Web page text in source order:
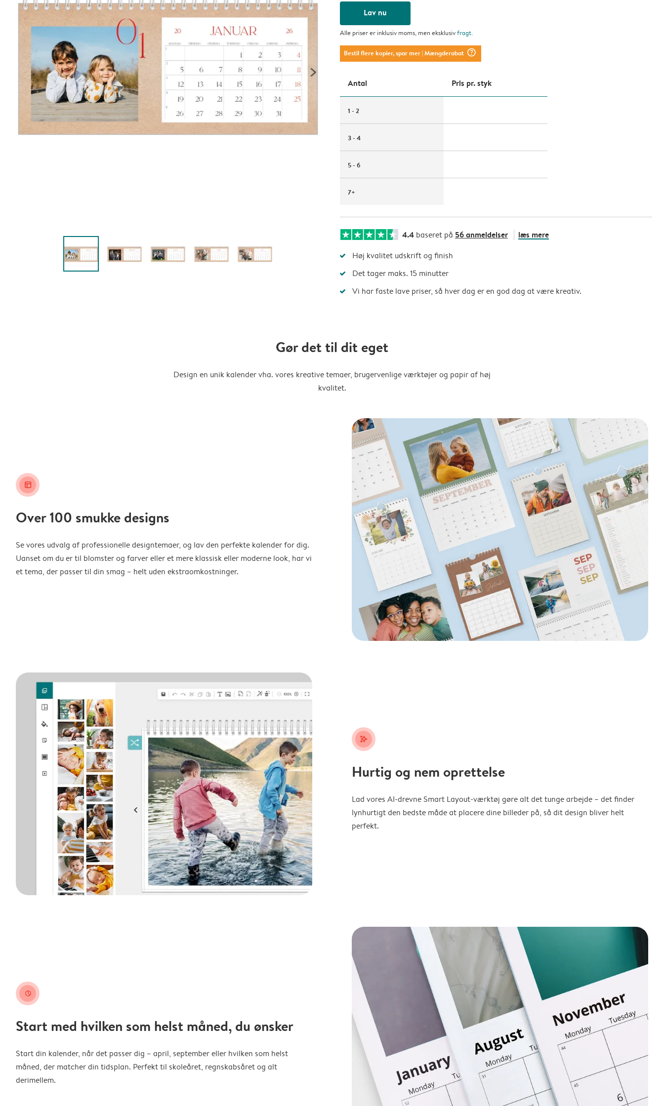
Lav nu
Alle priser er inklusiv moms, men eksklusivfragt.
Bestil flere kopier, spar mer| Mængderabat question_mark_circle
Antal Pris pr. styk
1 - 2
3 - 4
5 - 6
7+
4.4 baseret på 56 anmeldelser læs mere
Høj kvalitet udskrift og finish
Det tager maks. 15 minutter
Vi har faste lave priser, så hver dag er en god dag at være kreativ.
Gør det til dit eget
Design en unik kalender vha. vores kreative temaer, brugervenlige værktøjer og papir af høj
kvalitet.
layout_alt
Over 100 smukke designs
Se vores udvalg af professionelle designtemaer, og lav den perfekte kalender for dig.
Uanset om du er til blomster og farver eller et mere klassisk eller moderne look, har vi
et tema, der passer til din smag – helt uden ekstraomkostninger.
stars_plus
Hurtig og nem oprettelse
Lad vores AI-drevne Smart Layout-værktøj gøre alt det tunge arbejde – det finder
lynhurtigt den bedste måde at placere dine billeder på, så dit design bliver helt
perfekt.
clock
Start med hvilken som helst måned, du ønsker
Start din kalender, når det passer dig – april, september eller hvilken som helst
måned, der matcher din tidsplan. Perfekt til skoleåret, regnskabsåret og alt
derimellem.